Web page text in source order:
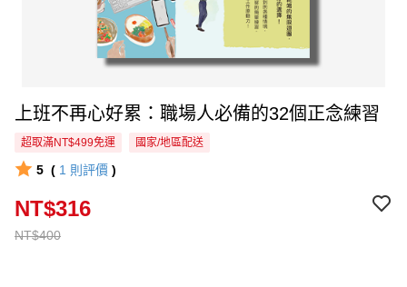
上班不再心好累：職場人必備的32個正念練習
超取滿NT$499免運 國家/地區配送
5 ( 1 則評價 )
NT$400
NT$316